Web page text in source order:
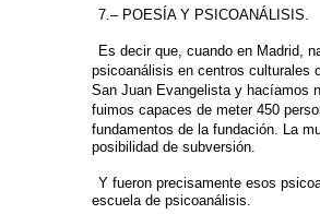
7.– POESÍA Y PSICOANÁLISIS.
Es decir que, cuando en Madrid,
psicoanálisis en centros culturales
San Juan Evangelista y hacíamos
fuimos capaces de meter 450
fundamentos de la fundación. La
posibilidad de subversión.
Y fueron precisamente esos
escuela de psicoanálisis.